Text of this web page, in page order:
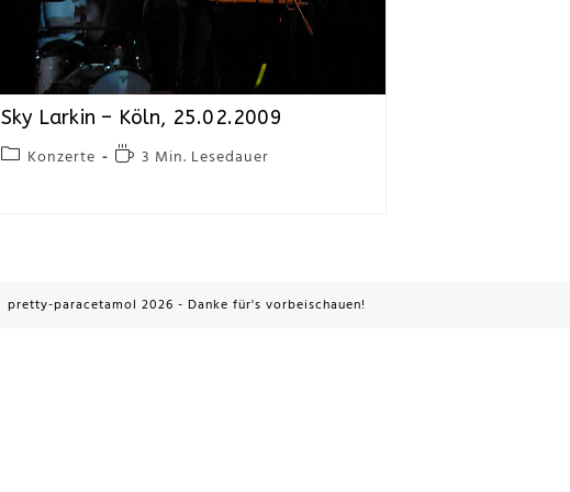
Sky Larkin – Köln, 25.02.2009
Konzerte 3 Min. Lesedauer
pretty-paracetamol 2026 - Danke für's vorbeischauen!